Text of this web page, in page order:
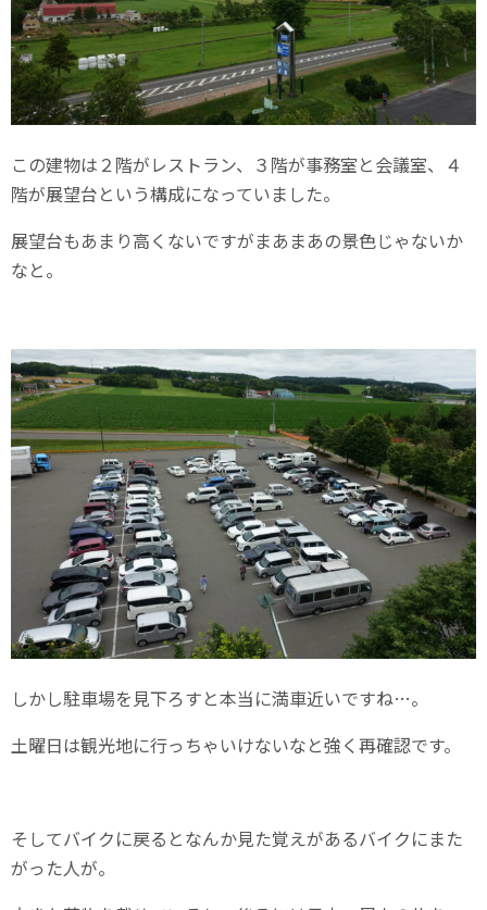
この建物は２階がレストラン、３階が事務室と会議室、４
階が展望台という構成になっていました。
展望台もあまり高くないですがまあまあの景色じゃないか
なと。
しかし駐車場を見下ろすと本当に満車近いですね…。
土曜日は観光地に行っちゃいけないなと強く再確認です。
そしてバイクに戻るとなんか見た覚えがあるバイクにまた
がった人が。